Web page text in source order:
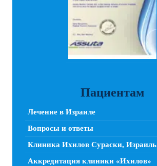
Пациентам
Лечение в Израиле
Вопросы и ответы
Клиника Ихилов Сураски, Израиль
Аккредитация клиники «Ихилов»